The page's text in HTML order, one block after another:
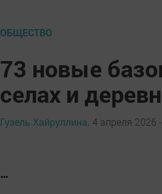
ОБЩЕСТВО
73 новые
селах и
Гузель Хайруллина, 4 апреля 2026
…